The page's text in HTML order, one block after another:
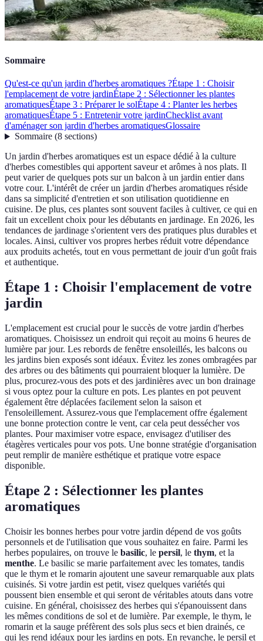
Sommaire
Qu'est-ce qu'un jardin d'herbes aromatiques ?Étape 1 : Choisir
l'emplacement de votre jardinÉtape 2 : Sélectionner les plantes
aromatiquesÉtape 3 : Préparer le solÉtape 4 : Planter les herbes
aromatiquesÉtape 5 : Entretenir votre jardinChecklist avant
d'aménager son jardin d'herbes aromatiquesGlossaire
Sommaire(8 sections)
Un jardin d'herbes aromatiques est un espace dédié à la culture
d'herbes comestibles qui apportent saveur et arômes à nos plats. Il
peut varier de quelques pots sur un balcon à un jardin entier dans
votre cour. L'intérêt de créer un jardin d'herbes aromatiques réside
dans sa simplicité d'entretien et son utilisation quotidienne en
cuisine. De plus, ces plantes sont souvent faciles à cultiver, ce qui en
fait un excellent choix pour les débutants en jardinage. En 2026, les
tendances de jardinage s'orientent vers des pratiques plus durables et
locales. Ainsi, cultiver vos propres herbes réduit votre dépendance
aux produits achetés, tout en vous permettant de jouir d'un goût frais
et authentique.
Étape 1 : Choisir l'emplacement de votre
jardin
L'emplacement est crucial pour le succès de votre jardin d'herbes
aromatiques. Choisissez un endroit qui reçoit au moins 6 heures de
lumière par jour. Les rebords de fenêtre ensoleillés, les balcons ou
les jardins bien exposés sont idéaux. Évitez les zones ombragées par
des arbres ou des bâtiments qui pourraient bloquer la lumière. De
plus, procurez-vous des pots et des jardinières avec un bon drainage
si vous optez pour la culture en pots. Les plantes en pot peuvent
également être déplacées facilement selon la saison et
l'ensoleillement. Assurez-vous que l'emplacement offre également
une bonne protection contre le vent, car cela peut dessécher vos
plantes. Pour maximiser votre espace, envisagez d'utiliser des
étagères verticales pour vos pots. Une bonne stratégie d'organisation
peut remplir de manière esthétique et pratique votre espace
disponible.
Étape 2 : Sélectionner les plantes
aromatiques
Choisir les bonnes herbes pour votre jardin dépend de vos goûts
personnels et de l'utilisation que vous souhaitez en faire. Parmi les
herbes populaires, on trouve le basilic, le persil, le thym, et la
menthe. Le basilic se marie parfaitement avec les tomates, tandis
que le thym et le romarin ajoutent une saveur remarquable aux plats
cuisinés. Si votre jardin est petit, visez quelques variétés qui
poussent bien ensemble et qui seront de véritables atouts dans votre
cuisine. En général, choisissez des herbes qui s'épanouissent dans
les mêmes conditions de sol et de lumière. Par exemple, le thym, le
romarin et la sauge préfèrent des sols plus secs et bien drainés, ce
qui les rend idéaux pour les jardins en pots. En revanche, le persil et